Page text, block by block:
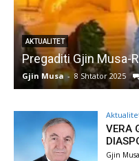
AKTUALITET
Pregaditi Gjin Musa-
Gjin Musa - 8 Shtator 2025
VERA
Gjin Musa